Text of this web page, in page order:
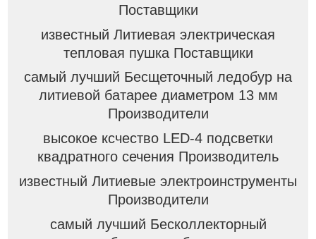
Поставщики
известный Литиевая электрическая
тепловая пушка Поставщики
самый лучший Бесщеточный ледобур на
литиевой батарее диаметром 13 мм
Производители
высокое ксчество LED-4 подсветки
квадратного сечения Производитель
известный Литиевые электроинструменты
Производители
самый лучший Бесколлекторный